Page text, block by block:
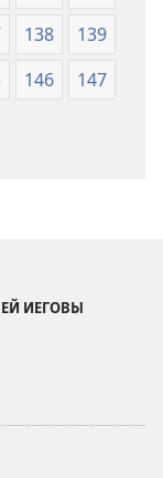
138
139
146
147
ИЕГОВЫ